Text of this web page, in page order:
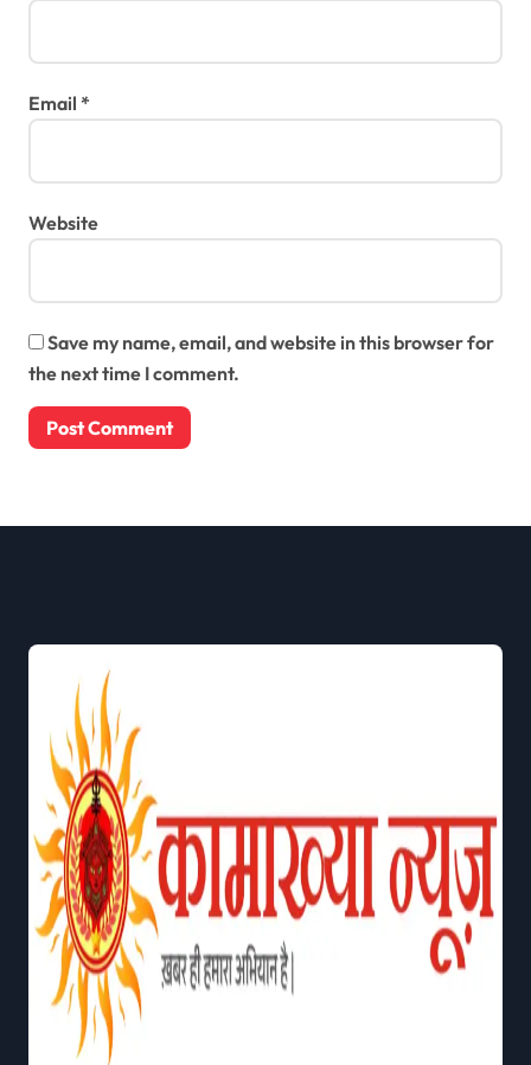
Email *
Website
Save my name, email, and website in this browser for
the next time I comment.